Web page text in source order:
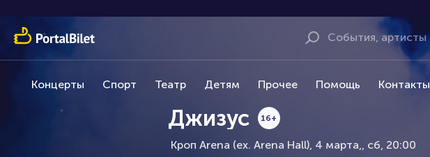
Концерты Спорт Театр Детям Прочее Помощь Контакты
Джизус
Кроп Arena (ex. Arena Hall), 4 марта,
16+
сб, 20:00